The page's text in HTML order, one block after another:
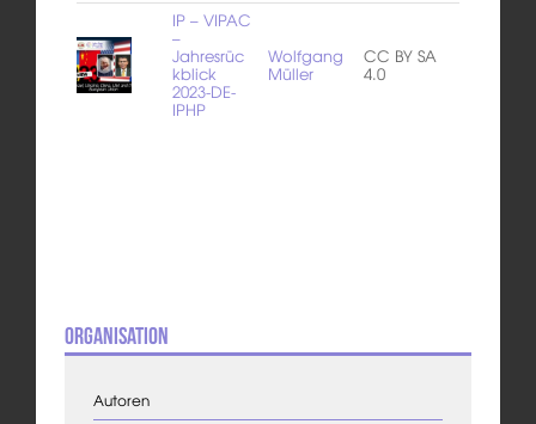
IP – VIPAC
–
Jahresrüc
kblick
2023-DE-
IPHP
Wolfgang
Müller
CC BY SA
4.0
Organisation
Autoren